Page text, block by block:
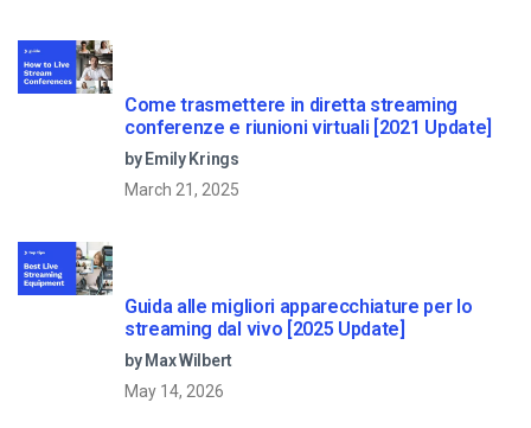
Come trasmettere in diretta streaming
conferenze e riunioni virtuali [2021 Update]
by Emily Krings
March 21, 2025
Guida alle migliori apparecchiature per lo
streaming dal vivo [2025 Update]
by Max Wilbert
May 14, 2026